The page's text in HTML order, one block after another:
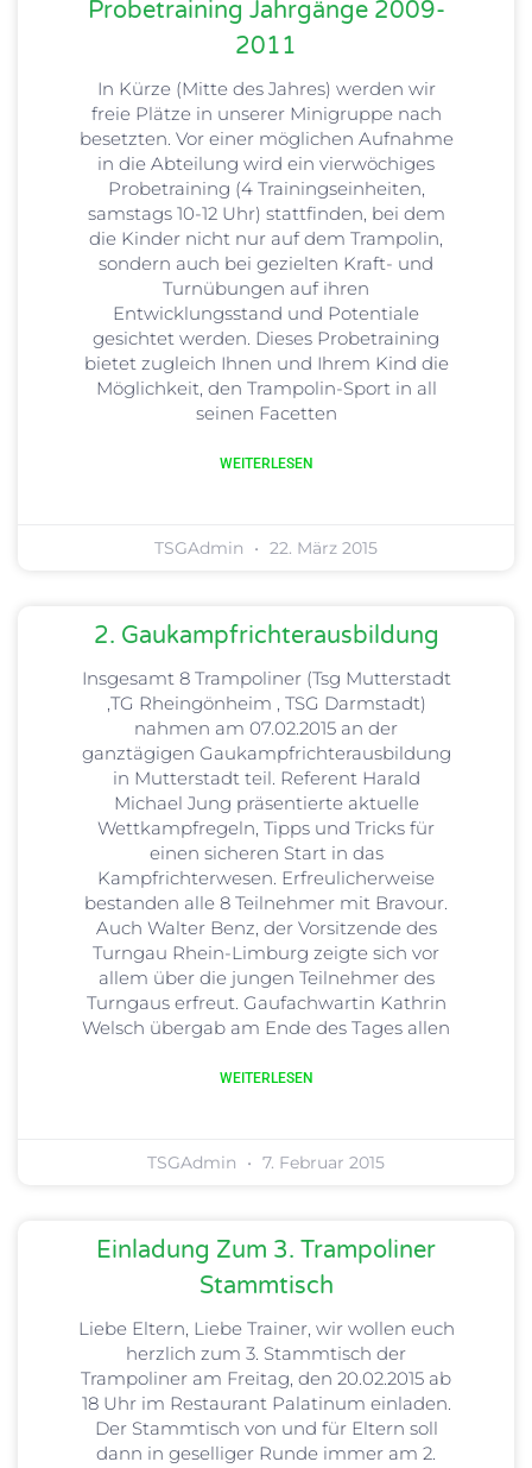
Probetraining Jahrgänge 2009-
2011
In Kürze (Mitte des Jahres) werden wir
freie Plätze in unserer Minigruppe nach
besetzten. Vor einer möglichen Aufnahme
in die Abteilung wird ein vierwöchiges
Probetraining (4 Trainingseinheiten,
samstags 10-12 Uhr) stattfinden, bei dem
die Kinder nicht nur auf dem Trampolin,
sondern auch bei gezielten Kraft- und
Turnübungen auf ihren
Entwicklungsstand und Potentiale
gesichtet werden. Dieses Probetraining
bietet zugleich Ihnen und Ihrem Kind die
Möglichkeit, den Trampolin-Sport in all
seinen Facetten
WEITERLESEN
TSGAdmin 22. März 2015
2. Gaukampfrichterausbildung
Insgesamt 8 Trampoliner (Tsg Mutterstadt
,TG Rheingönheim , TSG Darmstadt)
nahmen am 07.02.2015 an der
ganztägigen Gaukampfrichterausbildung
in Mutterstadt teil. Referent Harald
Michael Jung präsentierte aktuelle
Wettkampfregeln, Tipps und Tricks für
einen sicheren Start in das
Kampfrichterwesen. Erfreulicherweise
bestanden alle 8 Teilnehmer mit Bravour.
Auch Walter Benz, der Vorsitzende des
Turngau Rhein-Limburg zeigte sich vor
allem über die jungen Teilnehmer des
Turngaus erfreut. Gaufachwartin Kathrin
Welsch übergab am Ende des Tages allen
WEITERLESEN
TSGAdmin 7. Februar 2015
Einladung Zum 3. Trampoliner
Stammtisch
Liebe Eltern, Liebe Trainer, wir wollen euch
herzlich zum 3. Stammtisch der
Trampoliner am Freitag, den 20.02.2015 ab
18 Uhr im Restaurant Palatinum einladen.
Der Stammtisch von und für Eltern soll
dann in geselliger Runde immer am 2.